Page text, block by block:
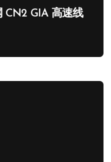
CN2 GIA 高速线